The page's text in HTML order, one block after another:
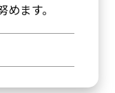
ます。